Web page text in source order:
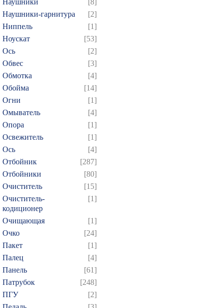
Наушники
[8]
Наушники-гарнитура
[2]
Ниппель
[1]
Ноускат
[53]
Оcь
[2]
Обвес
[3]
Обмотка
[4]
Обойма
[14]
Огни
[1]
Омыватель
[4]
Опора
[1]
Освежитель
[1]
Ось
[4]
Отбойник
[287]
Отбойники
[80]
Очиститель
[15]
Очиститель-
кодиционер
[1]
Очищающая
[1]
Очко
[24]
Пакет
[1]
Палец
[4]
Панель
[61]
Патрубок
[248]
ПГУ
[2]